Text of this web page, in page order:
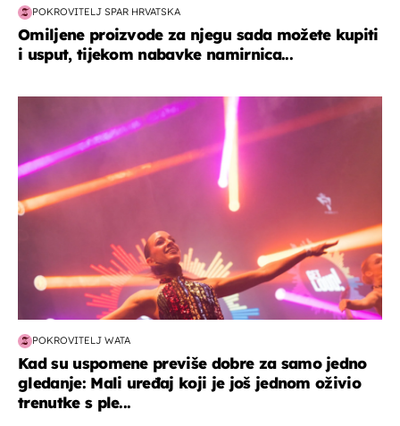
POKROVITELJ SPAR HRVATSKA
Omiljene proizvode za njegu sada možete kupiti
i usput, tijekom nabavke namirnica...
POKROVITELJ WATA
Kad su uspomene previše dobre za samo jedno
gledanje: Mali uređaj koji je još jednom oživio
trenutke s ple...